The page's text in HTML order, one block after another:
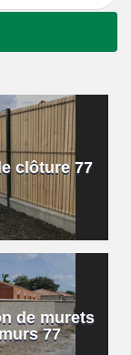
clôture 77
de murets
77